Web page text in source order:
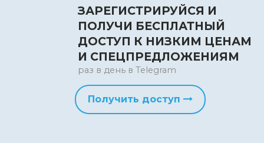
ЗАРЕГИСТРИРУЙСЯ И
ПОЛУЧИ БЕСПЛАТНЫЙ
ДОСТУП К НИЗКИМ ЦЕНАМ
И СПЕЦПРЕДЛОЖЕНИЯМ
раз в день в Telegram
Получить доступ